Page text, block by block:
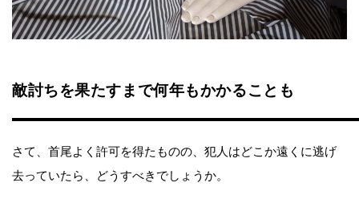
敵討ちを果たすまで何年もかかることも
さて、首尾よく許可を得たものの、犯人はどこか遠くに逃げ
去っていたら、どうすべきでしょうか。